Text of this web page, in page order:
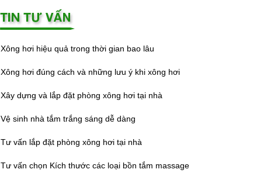
Xông hơi hiệu quả trong thời gian bao lâu
Xông hơi đúng cách và những lưu ý khi xông hơi
Xây dựng và lắp đặt phòng xông hơi tại nhà
Vệ sinh nhà tắm trắng sáng dễ dàng
Tư vấn lắp đặt phòng xông hơi tại nhà
Tư vấn chọn Kích thước các loại bồn tắm massage